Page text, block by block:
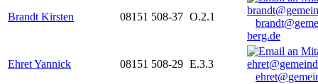
Brandt Kirsten 08151 508-37 O.2.1
berg.de
Ehret Yannick 08151 508-29 E.3.3